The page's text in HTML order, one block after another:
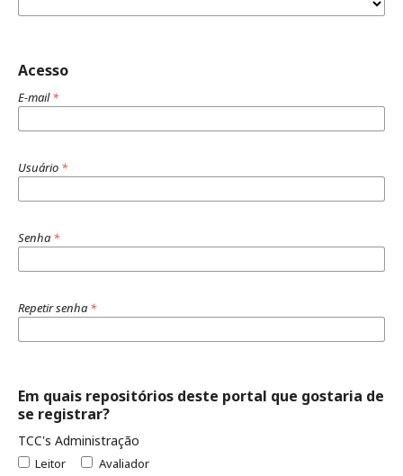
Acesso
E-mail*
Usuário *
Senha *
Repetir senha *
Em quais repositórios deste portal que gostaria de
se registrar?
TCC's Administração
Leitor Avaliador